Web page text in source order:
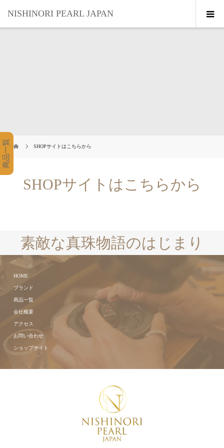
NISHINORI PEARL JAPAN
SHOPサイトはこちらから
SHOPサイトはこちらから
素敵な真珠物語のはじまり
HOME
ブランド
商品一覧
会社概要
アクセス
お問い合わせ
ショップサイト
商品一覧